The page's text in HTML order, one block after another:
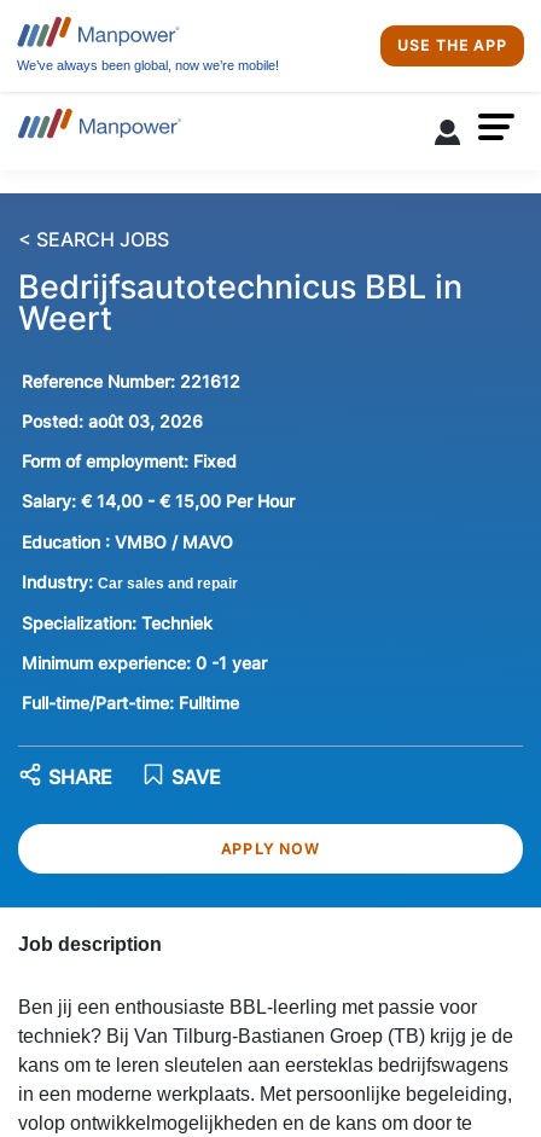
We’ve always been global, now we’re mobile!
USE THE APP
< SEARCH JOBS
Bedrijfsautotechnicus BBL in
Weert
Reference Number: 221612
Posted: août 03, 2026
Form of employment: Fixed
Salary: € 14,00 - € 15,00 Per Hour
Education : VMBO / MAVO
Industry: Car sales and repair
Specialization: Techniek
Minimum experience: 0 -1 year
Full-time/Part-time: Fulltime
APPLY NOW
SAVE
SHARE
Job description
Ben jij een enthousiaste BBL-leerling met passie voor
techniek? Bij Van Tilburg-Bastianen Groep (TB) krijg je de
kans om te leren sleutelen aan eersteklas bedrijfswagens
in een moderne werkplaats. Met persoonlijke begeleiding,
volop ontwikkelmogelijkheden en de kans om door te